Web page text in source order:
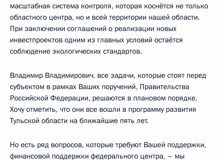
масштабная система контроля, которая коснётся не только
областного центра, но и всей территории нашей области.
При заключении соглашений о реализации новых
инвестпроектов одним из главных условий остаётся
соблюдение экологических стандартов.
Владимир Владимирович, все задачи, которые стоят перед
субъектом в рамках Ваших поручений, Правительства
Российской Федерации, решаются в плановом порядке.
Хочу отметить, что они все вошли в программу развития
Тульской области на ближайшие пять лет.
Но есть ряд вопросов, которые требуют Вашей поддержки,
финансовой поддержки федерального центра, – мы